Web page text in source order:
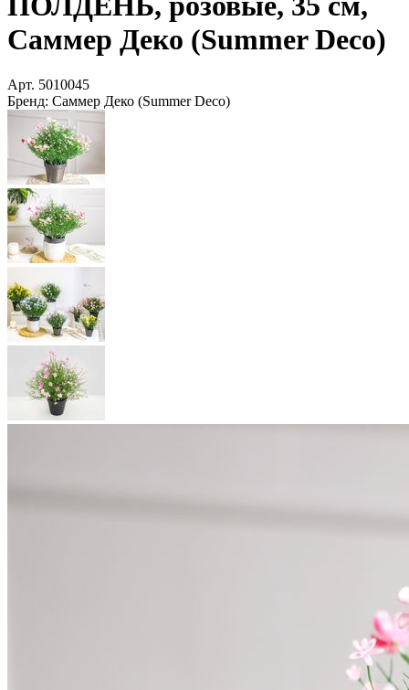
Саммер Деко (Summer Deco)
Арт. 5010045
Бренд: Саммер Деко (Summer Deco)